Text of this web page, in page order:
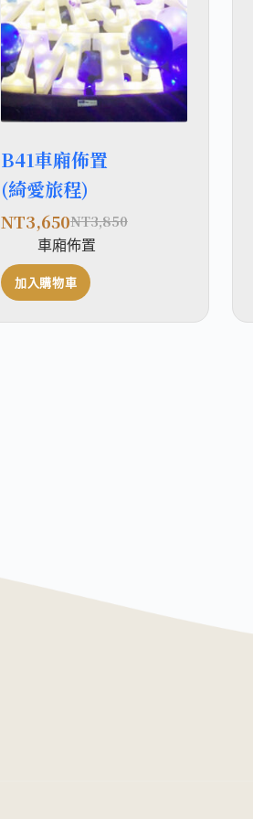
B41車廂佈置
(綺愛旅程)
NT3,850
NT3,650
車廂佈置
加入購物車